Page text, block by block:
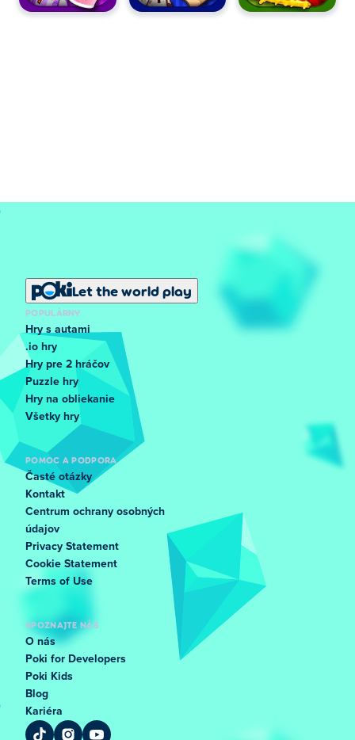
Let the world play
POPULÁRNY
Hry s autami
.io hry
Hry pre 2 hráčov
Puzzle hry
Hry na obliekanie
Všetky hry
POMOC A PODPORA
Časté otázky
Kontakt
Centrum ochrany osobných
údajov
Privacy Statement
Cookie Statement
Terms of Use
SPOZNAJTE NÁS
O nás
Poki for Developers
Poki Kids
Blog
Kariéra